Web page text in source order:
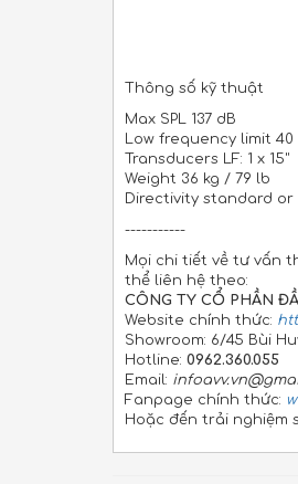
Thông số kỹ thuật
Max SPL 137 dB
Low frequency limit 40
Transducers LF: 1 x 15"
Weight 36 kg / 79 lb
Directivity standard
-----------
Mọi chi tiết về tư vấn
thể liên hệ theo:
CÔNG TY CỔ PHẦN
Website chính thức:
Showroom: 6/45 Bùi
Hotline: 0962.360.055
Email:
Fanpage chính thức:
Hoặc đến trải nghiệm